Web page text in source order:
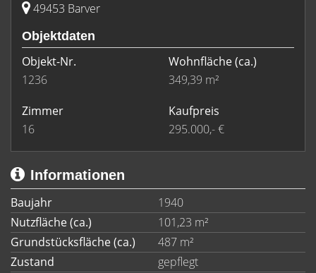
49453 Barver
Objektdaten
Objekt-Nr.
1236
Wohnfläche(ca.)
349,39 m²
Zimmer
16
Kaufpreis
295.000,- €
Informationen
Baujahr
1940
Nutzfläche (ca.)
101,23 m²
Grundstücksfläche (ca.)
487 m²
Zustand
gepflegt